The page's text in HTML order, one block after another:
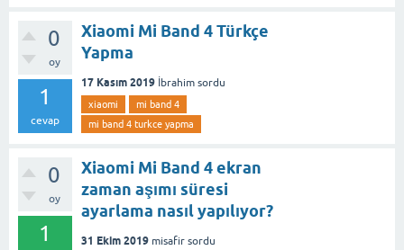
0
oy
1
cevap
Xiaomi Mi Band 4 Türkçe
Yapma
17 Kasım 2019 İbrahim sordu
xiaomi
mi band 4
mi band 4 turkce yapma
0
oy
1
Xiaomi Mi Band 4 ekran
zaman aşımı süresi
ayarlama nasıl yapılıyor?
31 Ekim 2019 misafir sordu